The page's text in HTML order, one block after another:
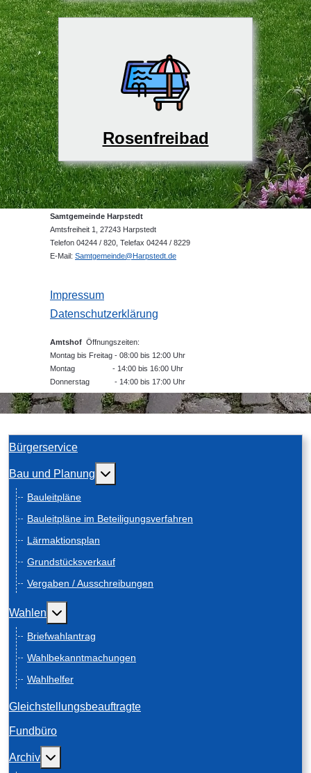
Rosenfreibad
Samtgemeinde Harpstedt
Amtsfreiheit 1, 27243 Harpstedt
Telefon 04244 / 820, Telefax 04244 / 8229
E-Mail: Samtgemeinde@Harpstedt.de
Impressum
Datenschutzerklärung
Amtshof Öffnungszeiten:
Montag bis Freitag - 08:00 bis 12:00 Uhr
Montag - 14:00 bis 16:00 Uhr
Donnerstag - 14:00 bis 17:00 Uhr
Bürgerservice
Bau und Planung Weitere Informationen: Bau und Planung
Bauleitpläne
Bauleitpläne im Beteiligungsverfahren
Lärmaktionsplan
Grundstücksverkauf
Vergaben / Ausschreibungen
Wahlen Weitere Informationen: Wahlen
Briefwahlantrag
Wahlbekanntmachungen
Wahlhelfer
Gleichstellungsbeauftragte
Fundbüro
Archiv Weitere Informationen: Archiv